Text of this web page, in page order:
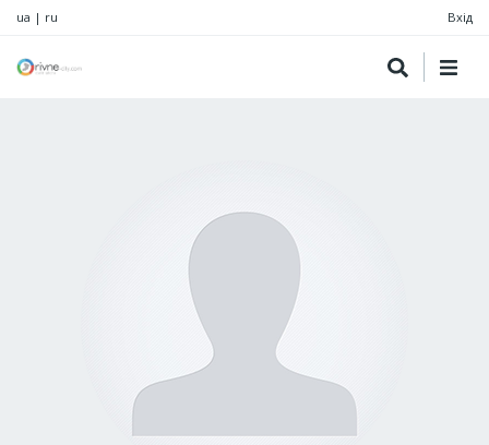
ua | ru Вхід